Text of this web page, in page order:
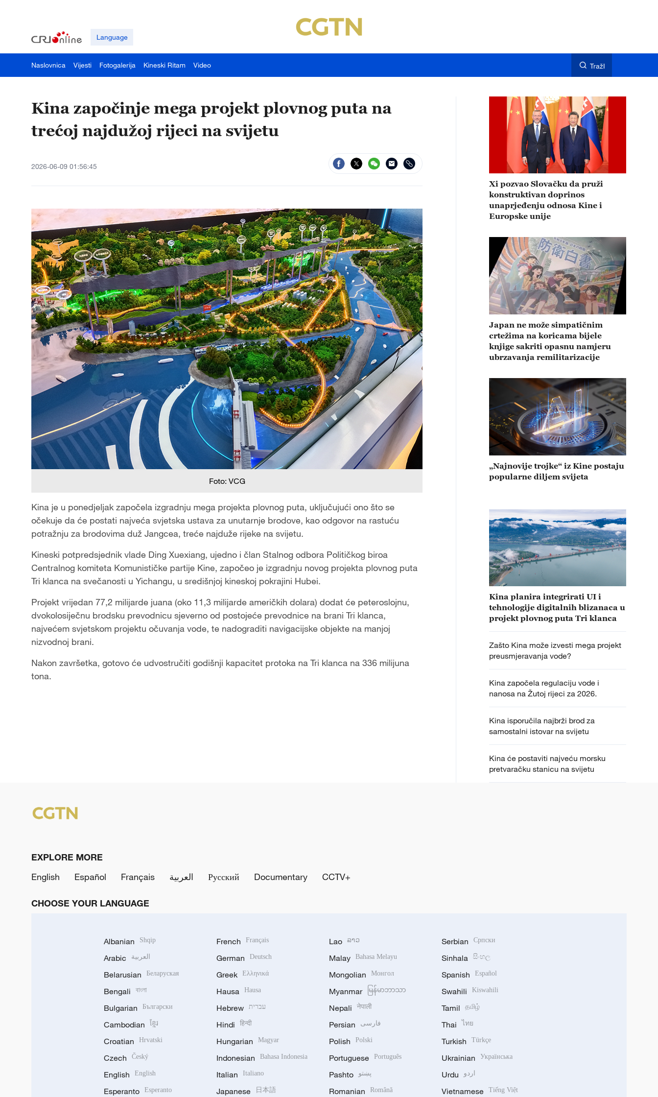
Language
Naslovnica Vijesti Fotogalerija Kineski Ritam Video TražI
Kina započinje mega projekt plovnog puta na
trećoj najdužoj rijeci na svijetu
2026-06-09 01:56:45
Foto: VCG
Kina je u ponedjeljak započela izgradnju mega projekta plovnog puta, uključujući ono što se
očekuje da će postati najveća svjetska ustava za unutarnje brodove, kao odgovor na rastuću
potražnju za brodovima duž Jangcea, treće najduže rijeke na svijetu.
Kineski potpredsjednik vlade Ding Xuexiang, ujedno i član Stalnog odbora Političkog biroa
Centralnog komiteta Komunističke partije Kine, započeo je izgradnju novog projekta plovnog puta
Tri klanca na svečanosti u Yichangu, u središnjoj kineskoj pokrajini Hubei.
Projekt vrijedan 77,2 milijarde juana (oko 11,3 milijarde američkih dolara) dodat će peteroslojnu,
dvokolosiječnu brodsku prevodnicu sjeverno od postojeće prevodnice na brani Tri klanca,
najvećem svjetskom projektu očuvanja vode, te nadograditi navigacijske objekte na manjoj
nizvodnoj brani.
Nakon završetka, gotovo će udvostručiti godišnji kapacitet protoka na Tri klanca na 336 milijuna
tona.
Xi pozvao Slovačku da pruži
konstruktivan doprinos
unaprjeđenju odnosa Kine i
Europske unije
Japan ne može simpatičnim
crtežima na koricama bijele
knjige sakriti opasnu namjeru
ubrzavanja remilitarizacije
„Najnovije trojke“ iz Kine postaju
popularne diljem svijeta
Kina planira integrirati UI i
tehnologije digitalnih blizanaca u
projekt plovnog puta Tri klanca
Zašto Kina može izvesti mega projekt
preusmjeravanja vode?
Kina započela regulaciju vode i
nanosa na Žutoj rijeci za 2026.
Kina isporučila najbrži brod za
samostalni istovar na svijetu
Kina će postaviti najveću morsku
pretvaračku stanicu na svijetu
EXPLORE MORE
English
Español Français العربية Русский Documentary CCTV+
CHOOSE YOUR LANGUAGE
Albanian Shqip
Arabic العربية
Belarusian Беларуская
Bengali বাংলা
Bulgarian Български
Cambodian ខ្មែរ
Croatian Hrvatski
Czech Český
English English
Esperanto Esperanto
French Français
German Deutsch
Greek Ελληνικά
Hausa Hausa
Hebrew עברית
Hindi हिन्दी
Hungarian Magyar
Indonesian Bahasa Indonesia
Italian Italiano
Japanese 日本語
Lao ລາວ
Malay Bahasa Melayu
Mongolian Монгол
Myanmar မြန်မာဘာသာ
Nepali नेपाली
Persian فارسی
Polish Polski
Portuguese Português
Pashto پښتو
Romanian Română
Serbian Српски
Sinhala සිංහල
Spanish Español
Swahili Kiswahili
Tamil தமிழ்
Thai ไทย
Turkish Türkçe
Ukrainian Українська
Urdu اردو
Vietnamese Tiếng Việt